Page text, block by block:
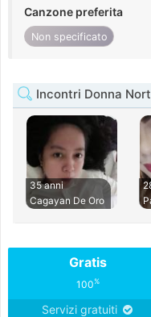
Canzone preferita
Non specificato
Incontri Donna
35 anni
Cagayan De Oro
Gratis
100%
Servizi gratuiti